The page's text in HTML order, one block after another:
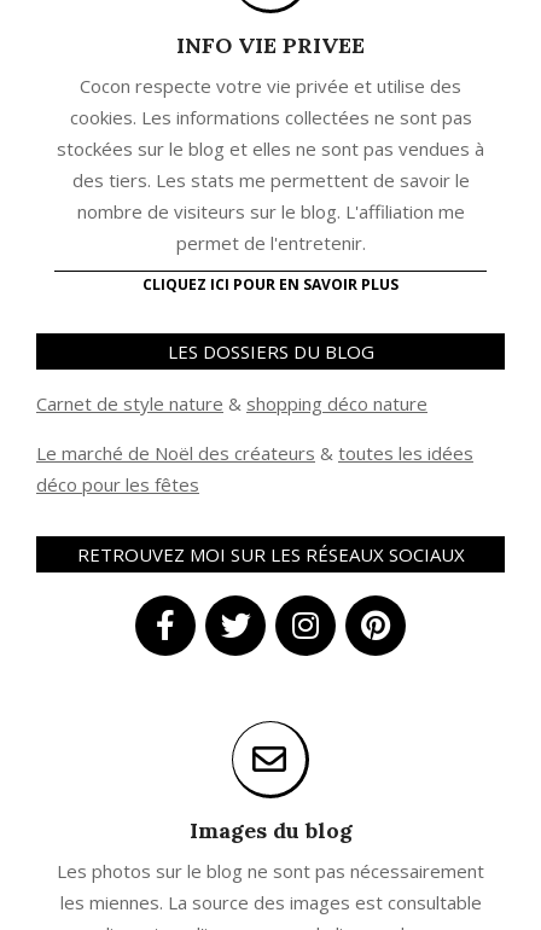
INFO VIE PRIVEE
Cocon respecte votre vie privée et utilise des
cookies. Les informations collectées ne sont pas
stockées sur le blog et elles ne sont pas vendues à
des tiers. Les stats me permettent de savoir le
nombre de visiteurs sur le blog. L'affiliation me
permet de l'entretenir.
CLIQUEZ ICI POUR EN SAVOIR PLUS
LES DOSSIERS DU BLOG
Carnet de style nature & shopping déco nature
Le marché de Noël des créateurs & toutes les idées
déco pour les fêtes
RETROUVEZ MOI SUR LES RÉSEAUX SOCIAUX
Images du blog
Les photos sur le blog ne sont pas nécessairement
les miennes. La source des images est consultable